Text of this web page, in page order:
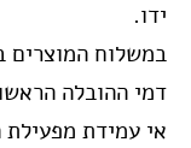
ידו.
במשלוח המוצרים
דמי ההובלה
אי עמידת